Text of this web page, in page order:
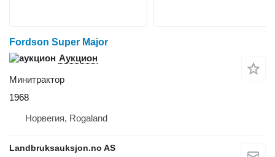
Fordson Super Major
Аукцион
Минитрактор
1968
Норвегия, Rogaland
Landbruksauksjon.no AS